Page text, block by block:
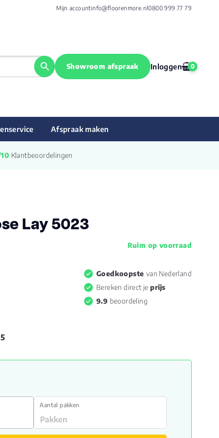
Mijn accountinfo@floorenmore.nl0800 999 77 79
Showroom afspraak Inloggen 0
Afspraak maken
Klantbeoordelingen
Lay 5023
Ruim op voorraad
Goedkoopste van Nederland
Bereken direct jeprijs
9.9 beoordeling
Aantal pakken